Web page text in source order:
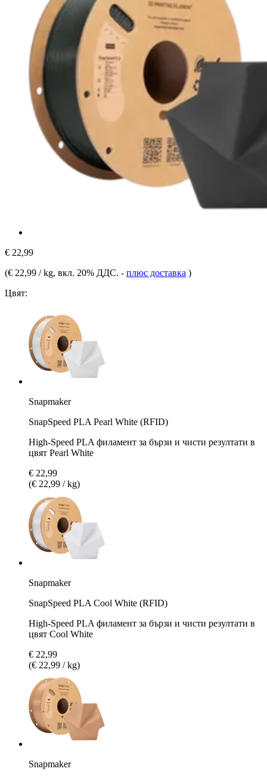
€ 22,99
(€ 22,99 / kg, вкл. 20% ДДС. - плюс доставка )
Цвят:
Snapmaker
SnapSpeed PLA Pearl White (RFID)
High-Speed PLA филамент за бързи и чисти резултати в
цвят Pearl White
€ 22,99
(€ 22,99 / kg)
Snapmaker
SnapSpeed PLA Cool White (RFID)
High-Speed PLA филамент за бързи и чисти резултати в
цвят Cool White
€ 22,99
(€ 22,99 / kg)
Snapmaker